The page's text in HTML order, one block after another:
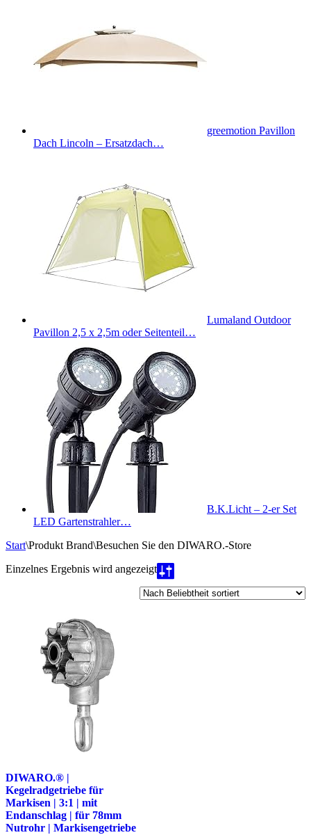
greemotion Pavillon
Dach Lincoln – Ersatzdach…
Lumaland Outdoor
Pavillon 2,5 x 2,5m oder Seitenteil…
B.K.Licht – 2-er Set
LED Gartenstrahler…
Start\Produkt Brand\Besuchen Sie den DIWARO.-Store
Einzelnes Ergebnis wird angezeigt
DIWARO.® |
Kegelradgetriebe für
Markisen | 3:1 | mit
Endanschlag | für 78mm
Nutrohr | Markisengetriebe